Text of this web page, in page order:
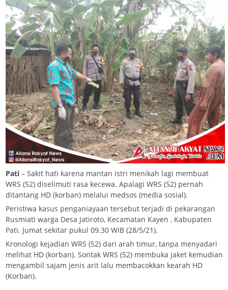
Pati – Sakit hati karena mantan istri menikah lagi membuat
WRS (52) diselimuti rasa kecewa. Apalagi WRS (52) pernah
ditantang HD (korban) melalui medsos (media sosial).
Peristiwa kasus penganiayaan tersebut terjadi di pekarangan
Rusmiati warga Desa Jatiroto, Kecamatan Kayen , Kabupaten
Pati. Jumat sekitar pukul 09.30 WIB (28/5/21).
Kronologi kejadian WRS (52) dari arah timur, tanpa menyadari
melihat HD (korban). Sontak WRS (52) membuka jaket kemudian
mengambil sajam jenis arit lalu membacokkan kearah HD
(Korban).